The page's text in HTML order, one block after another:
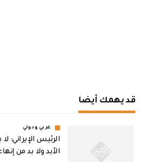
قد يهمك أيضا
عربي ودولي
الرئيس الإيراني:
الأبد ولا بد من